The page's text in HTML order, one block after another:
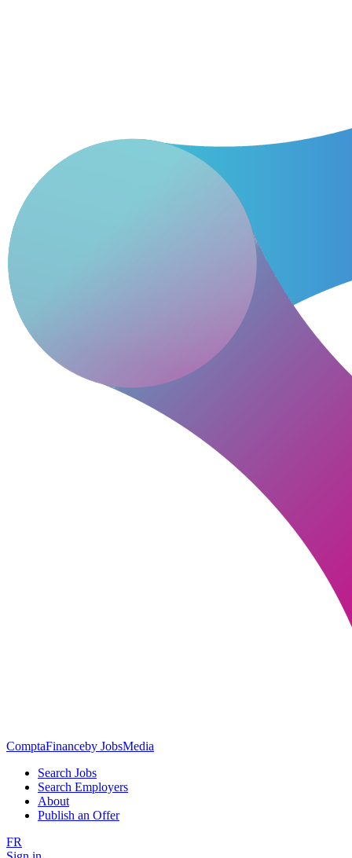
ComptaFinanceby JobsMedia
Search Jobs
Search Employers
About
Publish an Offer
FR